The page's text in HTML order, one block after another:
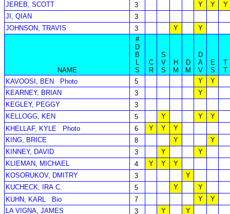
JEREB, SCOTT
3 Y Y
Y
JI, QIAN
3
JOHNSON, TRAVIS
3 Y Y
NAME
#
D
B
L
S
C
R
S
V
S
H
M
D
M
D
A
V
E
S
T
T
KAVOOSI, BEN
Photo 5 Y
Y
KEARNEY, BRIAN
3
Y
KEGLEY, PEGGY
3
KELLOGG, KEN
5 Y Y
Y
KHELLAF, KYLE
Photo 6 Y Y
Y
KING, BRICE
8 Y
Y
KINNEY, DAVID
3 Y
Y
KLIEMAN, MICHAEL
4 Y Y
Y
KOSORUKOV, DMITRY
3
Y
KUCHECK, IRA C.
5 Y
Y
KUHN, KARL
Bio 7 Y
Y
LA VIGNA, JAMES
3 Y Y